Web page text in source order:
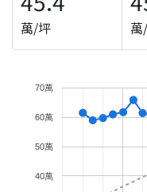
萬/坪
40萬
50萬
60萬
70萬